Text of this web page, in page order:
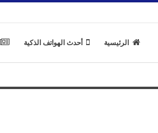
الرئيسية أحدث الهواتف الذكية